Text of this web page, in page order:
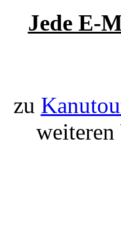
Jede E-
zu
weiteren